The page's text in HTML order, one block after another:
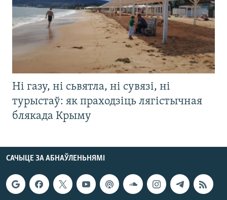
Ні газу, ні сьвятла, ні сувязі, ні
турыстаў: як праходзіць лягістычная
блякада Крыму
САЧЫЦЕ ЗА АБНАЎЛЕНЬНЯМІ